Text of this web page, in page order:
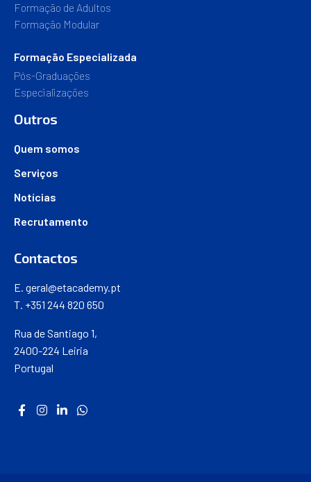
Formação de Adultos
Formação Modular
Formação Especializada
Pós-Graduações
Especializações
Outros
Quem somos
Serviços
Notícias
Recrutamento
Contactos
E. geral@etacademy.pt
T. +351 244 820 650
Rua de Santiago 1,
2400-224 Leiria
Portugal